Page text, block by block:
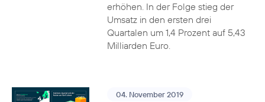
erhöhen. In der Folge stieg der
Umsatz in den ersten drei
Quartalen um 1,4 Prozent auf 5,43
Milliarden Euro.
04. November 2019